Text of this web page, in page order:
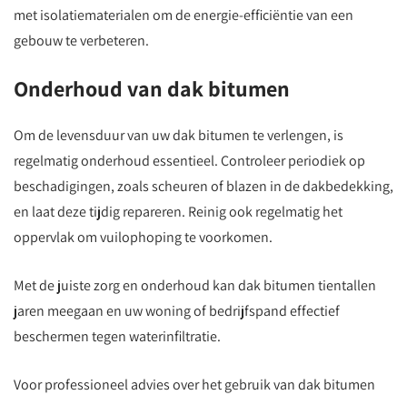
met isolatiematerialen om de energie-efficiëntie van een
gebouw te verbeteren.
Onderhoud van dak bitumen
Om de levensduur van uw dak bitumen te verlengen, is
regelmatig onderhoud essentieel. Controleer periodiek op
beschadigingen, zoals scheuren of blazen in de dakbedekking,
en laat deze tijdig repareren. Reinig ook regelmatig het
oppervlak om vuilophoping te voorkomen.
Met de juiste zorg en onderhoud kan dak bitumen tientallen
jaren meegaan en uw woning of bedrijfspand effectief
beschermen tegen waterinfiltratie.
Voor professioneel advies over het gebruik van dak bitumen